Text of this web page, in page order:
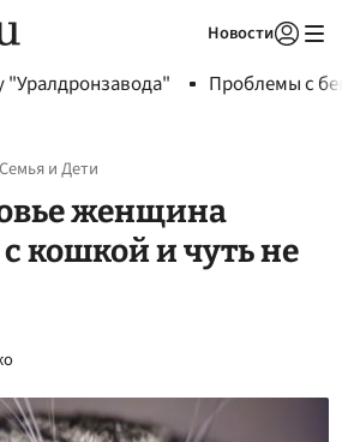
Новости
"Уралдронзавода" Проблемы с
Семья и Дети
женщина
кошкой и чуть не